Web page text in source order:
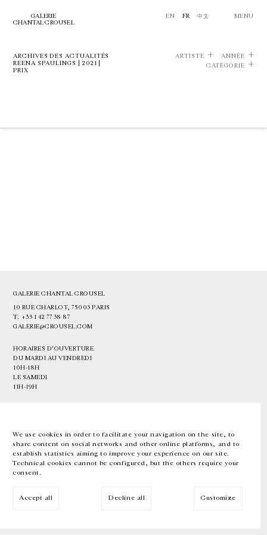
We use cookies in order to facilitate your navigation on the site, to
share content on social networks and other online platforms, and to
establish statistics aiming to improve your experience on our site.
Technical cookies cannot be configured, but the others require your
consent.
Accept all Decline all Customize
GALERIE
CHANTAL CROUSEL
EN FR 中文 MENU
ARCHIVES DES ACTUALITÉS
REENA SPAULINGS | 2021 |
PRIX
ARTISTE
ANNÉE
CATÉGORIE
GALERIE CHANTAL CROUSEL
10 RUE CHARLOT, 75003 PARIS
T. +33 1 42 77 38 87
GALERIE@CROUSEL.COM
HORAIRES D'OUVERTURE
DU MARDI AU VENDREDI
10H-18H
LE SAMEDI
11H-19H
EN FR 中文 Facebook Instagram
Inscrivez-vous à notre newsletter